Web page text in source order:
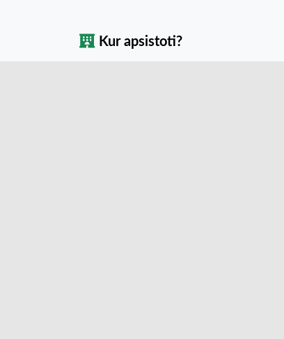
Kur apsistoti?